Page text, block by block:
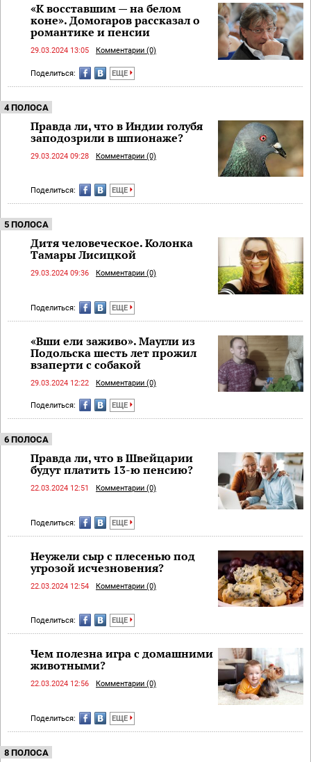
«К восставшим — на белом
коне». Домогаров рассказал о
романтике и пенсии
29.03.2024 13:05 Комментарии (0)
Поделиться: ЕЩЕ
4 ПОЛОСА
Правда ли, что в Индии голубя
заподозрили в шпионаже?
29.03.2024 09:28 Комментарии (0)
Поделиться: ЕЩЕ
5 ПОЛОСА
Дитя человеческое. Колонка
Тамары Лисицкой
29.03.2024 09:36 Комментарии (0)
Поделиться: ЕЩЕ
«Вши ели заживо». Маугли из
Подольска шесть лет прожил
взаперти с собакой
29.03.2024 12:22 Комментарии (0)
Поделиться: ЕЩЕ
6 ПОЛОСА
Правда ли, что в Швейцарии
будут платить 13-ю пенсию?
22.03.2024 12:51 Комментарии (0)
Поделиться: ЕЩЕ
Неужели сыр с плесенью под
угрозой исчезновения?
22.03.2024 12:54 Комментарии (0)
Поделиться: ЕЩЕ
Чем полезна игра с домашними
животными?
22.03.2024 12:56 Комментарии (0)
Поделиться: ЕЩЕ
8 ПОЛОСА